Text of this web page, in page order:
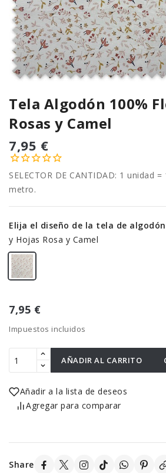
Tela Algodón 100%
Rosas y Camel
7,95 €
SELECTOR DE CANTIDAD: 1 unidad
metro.
Elija el diseño de la tela de
y Hojas Rosa y Camel
7,95 €
Impuestos incluidos
AÑADIR AL CARRITO
Añadir a la lista de deseos
Agregar para comparar
Share